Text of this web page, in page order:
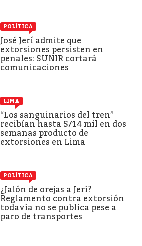
POLÍTICA
José Jerí admite que
extorsiones persisten en
penales: SUNIR cortará
comunicaciones
LIMA
“Los sanguinarios del tren”
recibían hasta S/14 mil en dos
semanas producto de
extorsiones en Lima
POLÍTICA
¿Jalón de orejas a Jerí?
Reglamento contra extorsión
todavía no se publica pese a
paro de transportes